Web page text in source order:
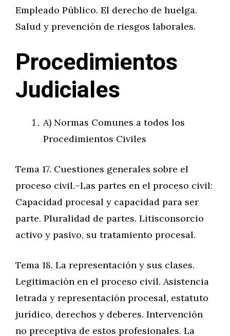
Empleado Público. El derecho de huelga.
Salud y prevención de riesgos laborales.
Procedimientos
Judiciales
A) Normas Comunes a todos los
Procedimientos Civiles
Tema 17. Cuestiones generales sobre el
proceso civil.–Las partes en el proceso civil:
Capacidad procesal y capacidad para ser
parte. Pluralidad de partes. Litisconsorcio
activo y pasivo, su tratamiento procesal.
Tema 18. La representación y sus clases.
Legitimación en el proceso civil. Asistencia
letrada y representación procesal, estatuto
jurídico, derechos y deberes. Intervención
no preceptiva de estos profesionales. La